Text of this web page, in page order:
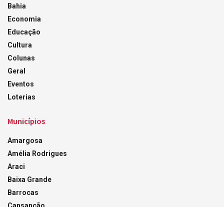
Bahia
Economia
Educação
Cultura
Colunas
Geral
Eventos
Loterias
Municípios
Amargosa
Amélia Rodrigues
Araci
Baixa Grande
Barrocas